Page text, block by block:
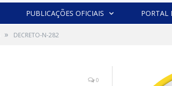
PUBLICAÇÕES OFICIAIS PORTAL
» DECRETO-N-282
0